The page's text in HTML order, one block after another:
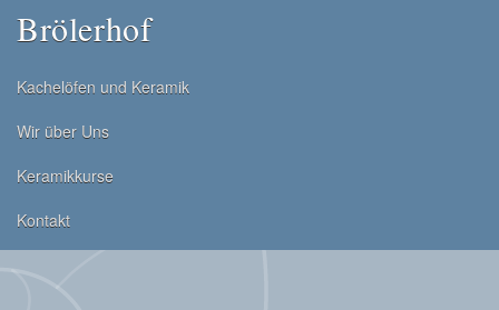
Brölerhof
Kachelöfen und Keramik
Wir über Uns
Keramikkurse
Kontakt